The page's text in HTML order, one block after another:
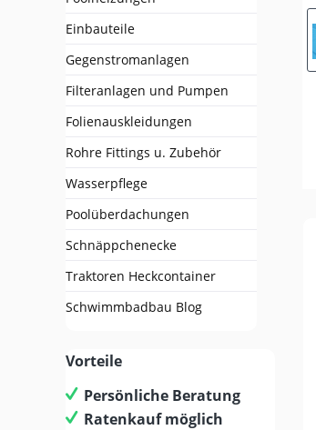
Einbauteile
Gegenstromanlagen
Filteranlagen und Pumpen
Folienauskleidungen
Rohre Fittings u. Zubehör
Wasserpflege
Poolüberdachungen
Schnäppchenecke
Traktoren Heckcontainer
Schwimmbadbau Blog
Vorteile
Persönliche Beratung
Ratenkauf möglich